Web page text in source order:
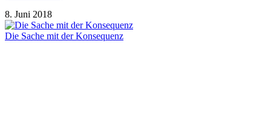
8. Juni 2018
Die Sache mit der Konsequenz